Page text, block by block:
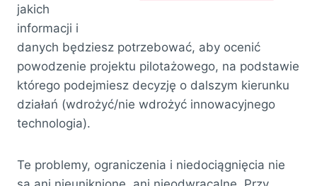
jakich
informacji i
danych będziesz potrzebować, aby ocenić
powodzenie projektu pilotażowego, na podstawie
którego podejmiesz decyzję o dalszym kierunku
działań (wdrożyć/nie wdrożyć innowacyjnego
technologia).
Te problemy, ograniczenia i niedociągnięcia nie